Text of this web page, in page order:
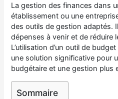
La gestion des finances dans
établissement ou une
des outils de gestion adaptés.
dépenses à venir et de réduire
L’utilisation d’un outil de
une solution significative pour
budgétaire et une gestion plus
Sommaire